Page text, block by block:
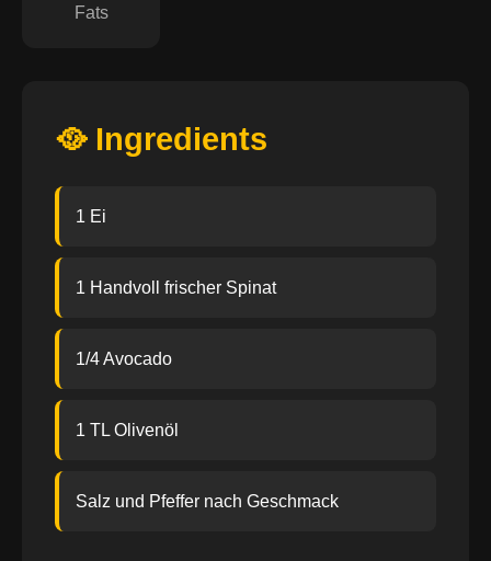
Fats
🥘 Ingredients
1 Ei
1 Handvoll frischer Spinat
1/4 Avocado
1 TL Olivenöl
Salz und Pfeffer nach Geschmack